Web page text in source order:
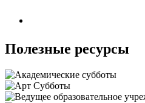
Полезные ресурсы